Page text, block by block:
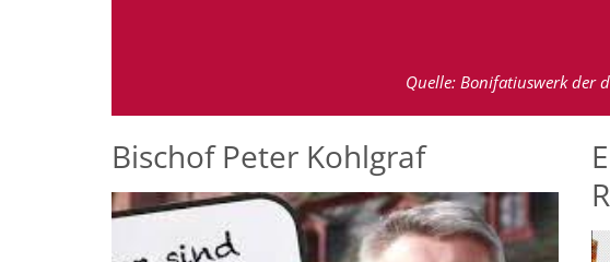
Quelle: Bonifatiuswerk der
Bischof Peter Kohlgraf